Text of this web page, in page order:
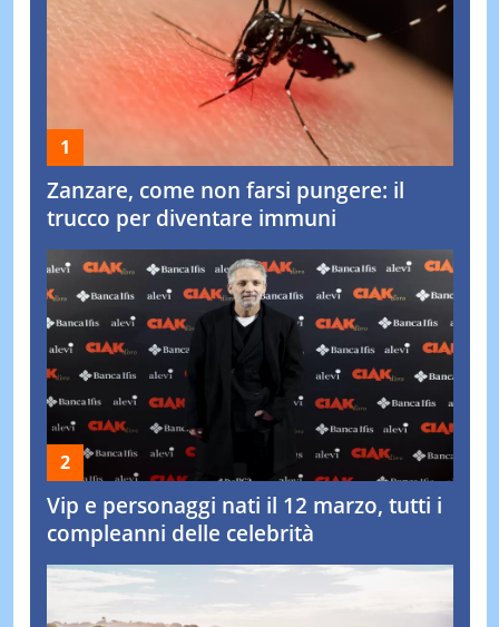
Zanzare, come non farsi pungere: il
trucco per diventare immuni
Vip e personaggi nati il 12 marzo, tutti i
compleanni delle celebrità